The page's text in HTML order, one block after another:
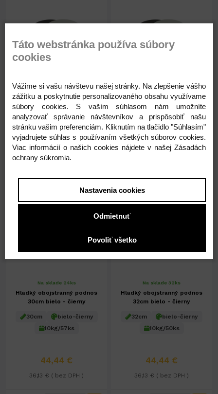
26cm bielo - čierny
26cm
bielo-čierny
10kg/77ks
44,44 €
36,13 € ( bez DPH )
+
28cm bielo - čierny
28 cm
bielo-čierny
10kg/66ks
44,44 €
44,44 €
Na sklade 24ks
Hladký obojstranný podnos
30cm bielo - čierny
30cm
bielo-čierny
10kg/57ks
44,44 €
36,13 € ( bez DPH )
Na sklade 32ks
Hladký obojstranný podnos
32cm bielo - čierny
32cm
bielo-čierny
10kg/50ks
44,44 €
36,13 € ( bez DPH )
Táto webstránka používa súbory
cookies
Vážime si vašu návštevu našej stránky. Na zlepšenie vášho
zážitku a poskytnutie personalizovaného obsahu využívame
súbory cookies. S vaším súhlasom nám umožníte
analyzovať správanie návštevníkov a prispôsobiť našu
stránku vašim preferenciám. Kliknutím na tlačidlo "Súhlasím"
vyjadrujete súhlas s používaním všetkých súborov cookies.
Viac informácií o našich cookies nájdete v našej Zásadách
ochrany súkromia.
Nastavenia cookies
Odmietnuť
Povoliť všetko